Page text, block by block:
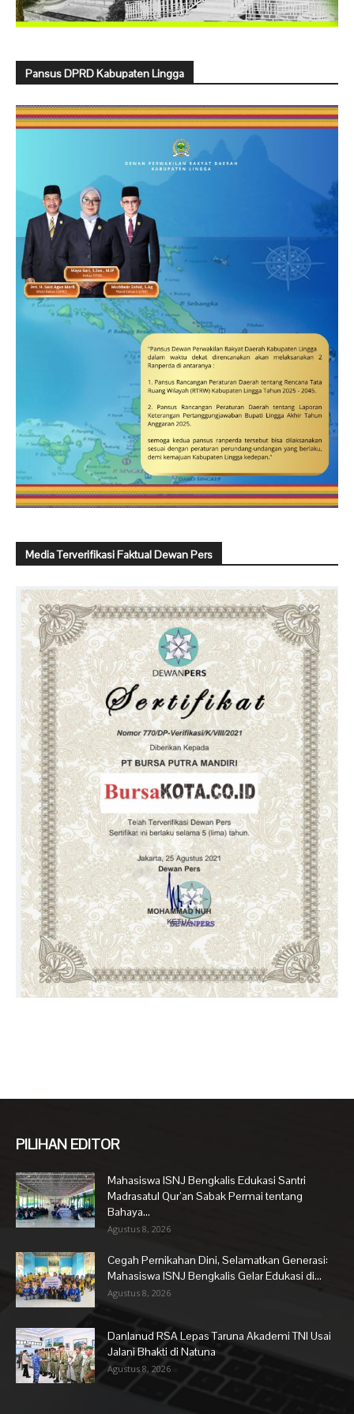
Pansus DPRD Kabupaten Lingga
Media Terverifikasi Faktual Dewan Pers
PILIHAN EDITOR
Mahasiswa ISNJ Bengkalis Edukasi Santri
Madrasatul Qur’an Sabak Permai tentang
Bahaya...
Agustus 8, 2026
Cegah Pernikahan Dini, Selamatkan Generasi:
Mahasiswa ISNJ Bengkalis Gelar Edukasi di...
Agustus 8, 2026
Danlanud RSA Lepas Taruna Akademi TNI Usai
Jalani Bhakti di Natuna
Agustus 8, 2026